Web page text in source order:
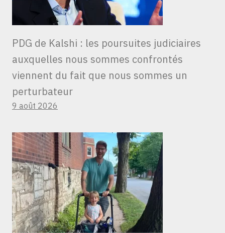
PDG de Kalshi : les poursuites judiciaires
auxquelles nous sommes confrontés
viennent du fait que nous sommes un
perturbateur
9 août 2026